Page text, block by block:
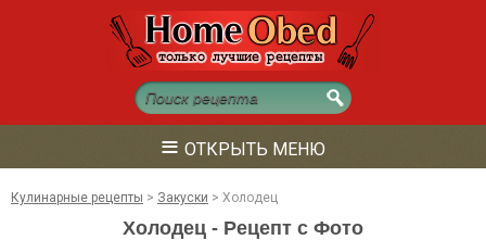
≡ ОТКРЫТЬ МЕНЮ
Кулинарные рецепты > Закуски > Холодец
Холодец - Рецепт с Фото